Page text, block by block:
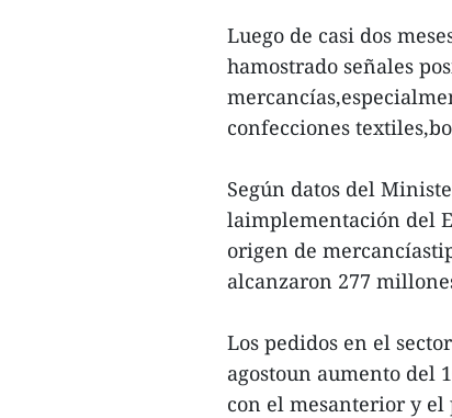
Luego de casi dos
hamostrado señales
confecciones
Según datos del
laimplementación del
origen de
alcanzaron 277
Los pedidos en el
agostoun aumento del
con el mesanterior y el